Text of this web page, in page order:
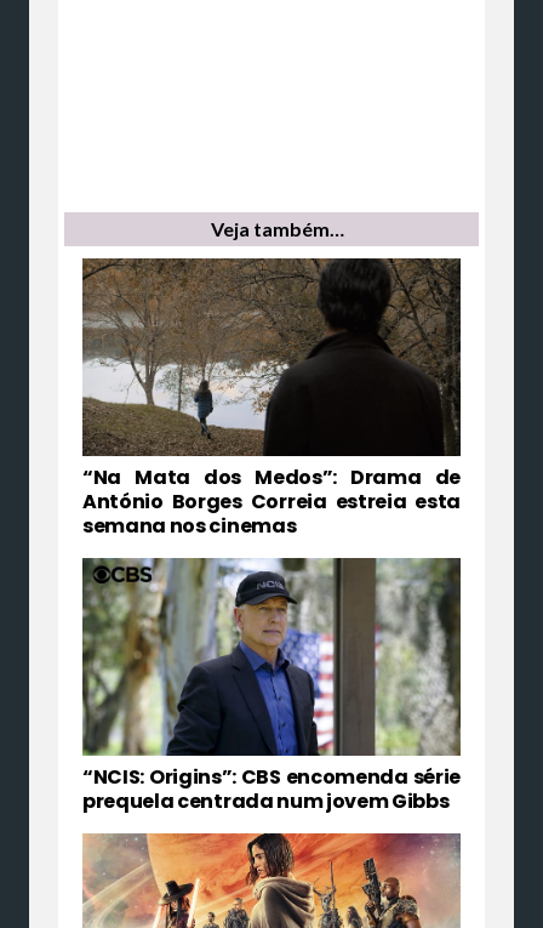
Veja também…
“Na Mata dos Medos”: Drama de
António Borges Correia estreia esta
semana nos cinemas
“NCIS: Origins”: CBS encomenda série
prequela centrada num jovem Gibbs